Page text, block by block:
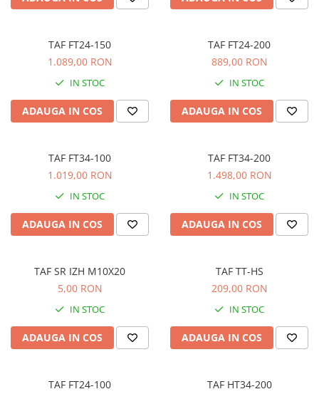
Accesorii de microfoane
Case-uri de microfoane
Microfoane de broadcast
Microfoane de instrumente
Microfoane de masurare si
calibrare
Microfoane de Suprafata
Microfoane de voce si live
Microfoane lavaliera si headset
Android
conferinta
Microfoane Ribbon
Microfoane stereo
Microfoane Suspendabile
Microfoane wireless si sisteme
Studio si inregistrari
TAF FT24-150
1.089,00 RON
IN STOC
ADAUGA IN COS
TAF FT24-200
889,00 RON
IN STOC
ADAUGA IN COS
TAF FT34-100
1.019,00 RON
IN STOC
ADAUGA IN COS
TAF FT34-200
1.498,00 RON
IN STOC
ADAUGA IN COS
TAF SR IZH M10X20
5,00 RON
IN STOC
ADAUGA IN COS
TAF TT-HS
209,00 RON
IN STOC
ADAUGA IN COS
TAF FT24-100
TAF HT34-200